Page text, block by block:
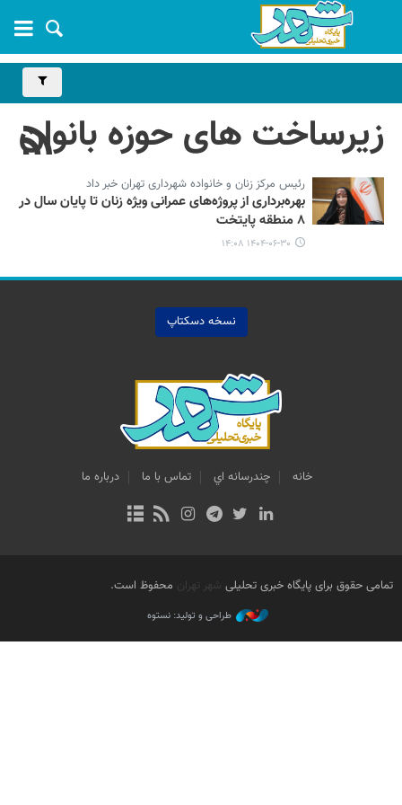
زیرساخت های حوزه بانوان
رئیس مرکز زنان و خانواده شهرداری تهران خبر داد
بهره‌‎برداری از پروژه‌های عمرانی ویژه زنان تا پایان سال در
۸ منطقه پایتخت
۱۴۰۴-۰۶-۳۰ ۱۴:۰۸
نسخه دسکتاپ
خانه چندرسانه اي تماس با ما درباره ما
تمامی حقوق برای پایگاه خبری تحلیلی شهر تهران محفوظ است.
طراحی و تولید: نستوه